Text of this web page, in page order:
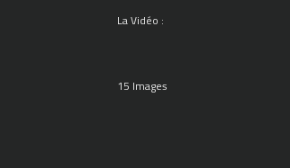
La Vidéo :
15 Images